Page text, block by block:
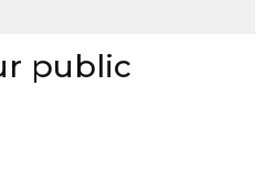
public